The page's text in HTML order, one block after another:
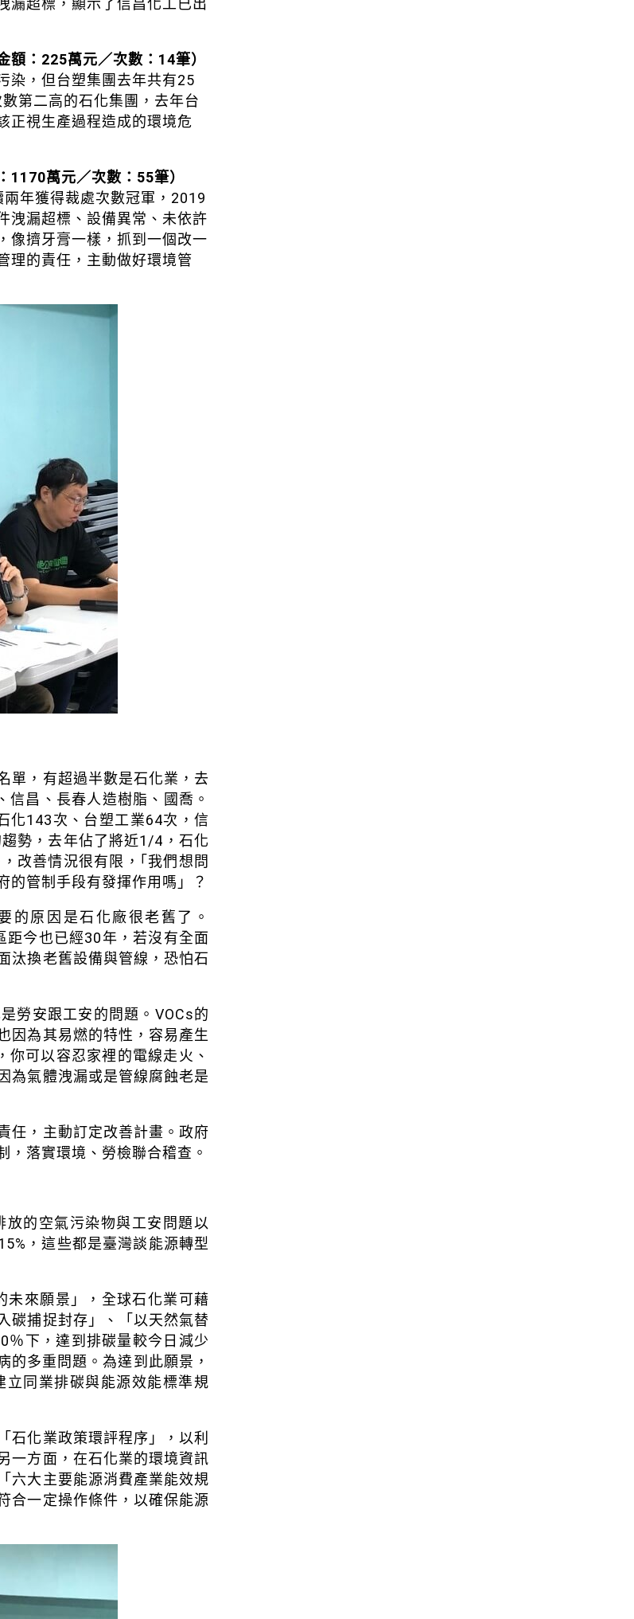
漏超標，顯示了信昌化工已出
額：225萬元／次數：14筆）
染，但台塑集團去年共有25
第二高的石化集團，去年台
正視生產過程造成的環境危
1170萬元／次數：55筆）
兩年獲得裁處次數冠軍，2019
洩漏超標、設備異常、未依許
像擠牙膏一樣，抓到一個改一
理的責任，主動做好環境管
單，有超過半數是石化業，去
昌、長春人造樹脂、國喬。
化143次、台塑工業64次，信
勢，去年佔了將近1/4，石化
改善情況很有限，｢我們想問
的管制手段有發揮作用嗎」？
的原因是石化廠很老舊了。
今也已經30年，若沒有全面
汰換老舊設備與管線，恐怕石
勞安跟工安的問題。VOCs的
因為其易燃的特性，容易產生
可以容忍家裡的電線走火、
為氣體洩漏或是管線腐蝕老是
任，主動訂定改善計畫。政府
落實環境、勞檢聯合稽查。
的空氣污染物與工安問題以
，這些都是臺灣談能源轉型
未來願景」，全球石化業可藉
碳捕捉封存」、「以天然氣替
％下，達到排碳量較今日減少
的多重問題。為達到此願景，
立同業排碳與能源效能標準規
石化業政策環評程序」，以利
一方面，在石化業的環境資訊
六大主要能源消費產業能效規
合一定操作條件，以確保能源